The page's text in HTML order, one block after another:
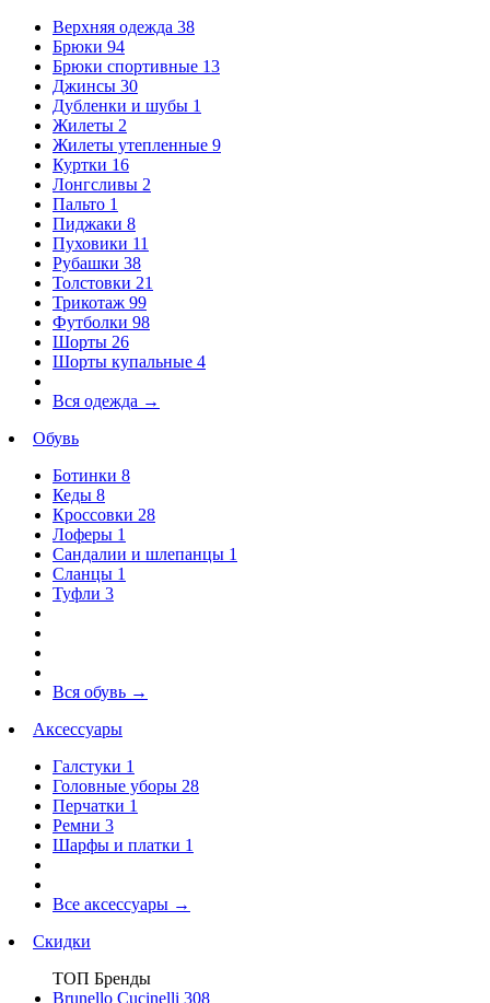
Верхняя одежда 38
Брюки 94
Брюки спортивные 13
Джинсы 30
Дубленки и шубы 1
Жилеты 2
Жилеты утепленные 9
Куртки 16
Лонгсливы 2
Пальто 1
Пиджаки 8
Пуховики 11
Рубашки 38
Толстовки 21
Трикотаж 99
Футболки 98
Шорты 26
Шорты купальные 4
Вся одежда →
Обувь
Ботинки 8
Кеды 8
Кроссовки 28
Лоферы 1
Сандалии и шлепанцы 1
Сланцы 1
Туфли 3
Вся обувь →
Аксессуары
Галстуки 1
Головные уборы 28
Перчатки 1
Ремни 3
Шарфы и платки 1
Все аксессуары →
Скидки
ТОП Бренды
Brunello Cucinelli 308